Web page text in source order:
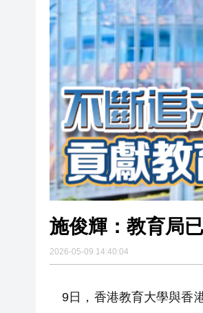
施俊輝：教育局
2026-05-09 14:40:04
9日，香港教育大學與香